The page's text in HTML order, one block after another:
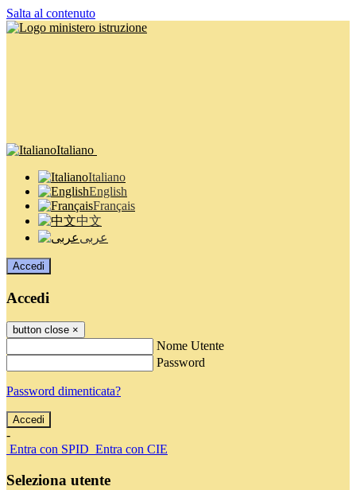
Salta al contenuto
Italiano
Italiano
English
Français
中文
عربى
Accedi
Accedi
button close ×
Nome Utente
Password
Password dimenticata?
-
Entra con SPID Entra con CIE
Seleziona utente